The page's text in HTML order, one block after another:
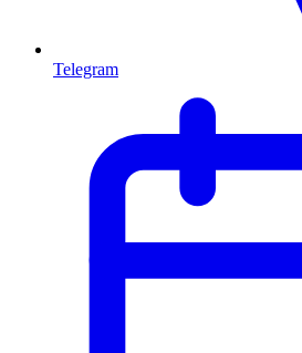
Telegram